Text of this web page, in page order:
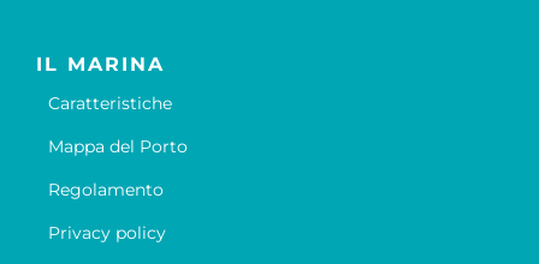
IL MARINA
Caratteristiche
Mappa del Porto
Regolamento
Privacy policy